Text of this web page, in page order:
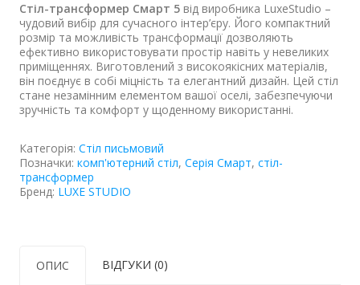
Стіл-трансформер Смарт 5від виробника LuxeStudio –
чудовий вибір для сучасного інтер’єру. Його компактний
розмір та можливість трансформації дозволяють
ефективно використовувати простір навіть у невеликих
приміщеннях. Виготовлений з високоякісних матеріалів,
він поєднує в собі міцність та елегантний дизайн. Цей стіл
стане незамінним елементом вашої оселі, забезпечуючи
зручність та комфорт у щоденному використанні.
Категорія: Стіл письмовий
Позначки: комп'ютерний стіл, Серія Смарт, стіл-
трансформер
Бренд: LUXE STUDIO
ОПИС ВІДГУКИ (0)